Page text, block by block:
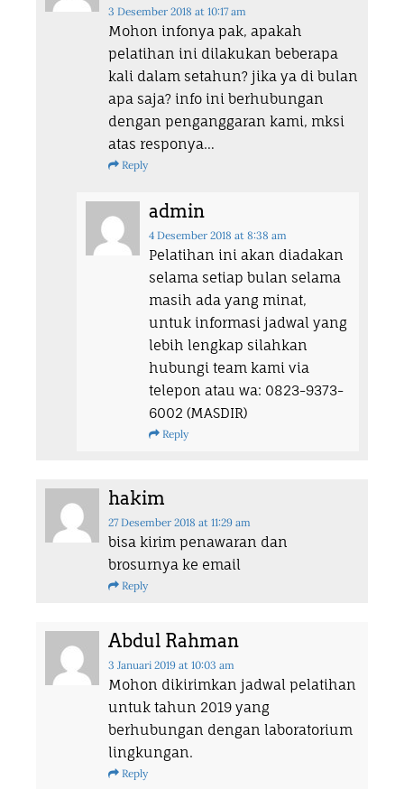
3 Desember 2018 at 10:17 am
Mohon infonya pak, apakah
pelatihan ini dilakukan beberapa
kali dalam setahun? jika ya di bulan
apa saja? info ini berhubungan
dengan penganggaran kami, mksi
atas responya…
Reply
admin
4 Desember 2018 at 8:38 am
Pelatihan ini akan diadakan
selama setiap bulan selama
masih ada yang minat,
untuk informasi jadwal yang
lebih lengkap silahkan
hubungi team kami via
telepon atau wa: 0823-9373-
6002 (MASDIR)
Reply
hakim
27 Desember 2018 at 11:29 am
bisa kirim penawaran dan
brosurnya ke email
Reply
Abdul Rahman
3 Januari 2019 at 10:03 am
Mohon dikirimkan jadwal pelatihan
untuk tahun 2019 yang
berhubungan dengan laboratorium
lingkungan.
Reply